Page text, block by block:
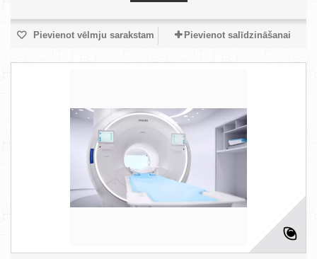
Pievienot vēlmju sarakstam Pievienot salīdzināšanai